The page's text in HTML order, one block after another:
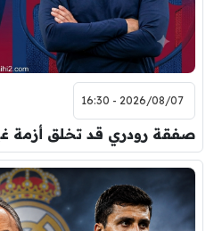
اودينيزي
مباراة
2026/08/07 - 16:30
صفقة رودري قد تخلق أزمة